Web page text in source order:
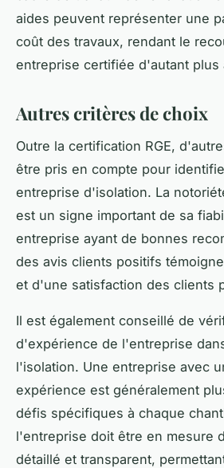
aides peuvent représenter une
coût des travaux, rendant le
entreprise certifiée d'autant plus
Autres critères de choix
Outre la certification RGE,
être pris en compte pour
entreprise d'isolation. La
est un signe important de sa
entreprise ayant de bonnes
des avis clients positifs
et d'une satisfaction des clients
Il est également conseillé de
d'expérience de l'entreprise
l'isolation. Une entreprise avec
expérience est généralement
défis spécifiques à chaque
l'entreprise doit être en mesure
détaillé et transparent,